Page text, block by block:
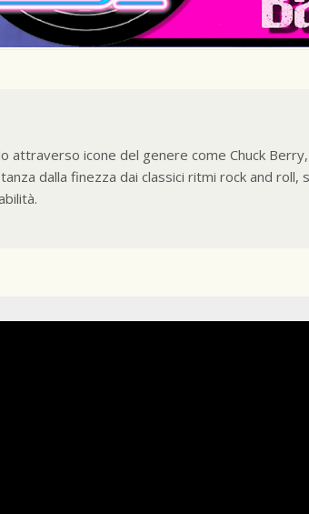
attraverso icone del genere come Chuck
dalla finezza dai classici ritmi rock and roll,